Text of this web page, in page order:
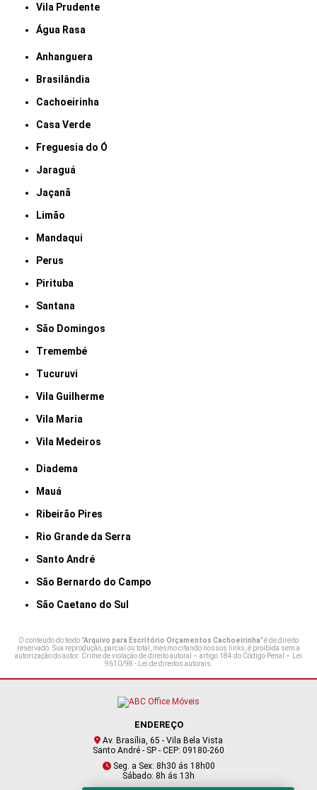
Vila Prudente
Água Rasa
Anhanguera
Brasilândia
Cachoeirinha
Casa Verde
Freguesia do Ó
Jaraguá
Jaçanã
Limão
Mandaqui
Perus
Pirituba
Santana
São Domingos
Tremembé
Tucuruvi
Vila Guilherme
Vila Maria
Vila Medeiros
Diadema
Mauá
Ribeirão Pires
Rio Grande da Serra
Santo André
São Bernardo do Campo
São Caetano do Sul
O conteúdo do texto "Arquivo para Escritório Orçamentos Cachoeirinha" é de direito
reservado. Sua reprodução, parcial ou total, mesmo citando nossos links, é proibida sem a
autorização do autor. Crime de violação de direito autoral – artigo 184 do Código Penal – Lei
9610/98 - Lei de direitos autorais.
ENDEREÇO
Av. Brasília, 65 - Vila Bela Vista
Santo André - SP - CEP: 09180-260
Seg. a Sex: 8h30 ás 18h00
Sábado: 8h ás 13h